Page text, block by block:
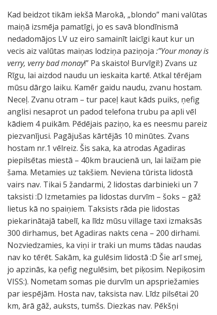
Kad beidzot tikām iekšā Marokā, „blondo” mani valūtas
maiņā izsmēja pamatīgi, jo es savā blondīnismā
nedadomājos LV uz eiro samainīt laicīgi kaut kur un
vecis aiz valūtas maiņas lodziņa paziņoja :”Your monay is
verry, verry bad monay!” Pa skaisto! Burvīgi!:) Zvans uz
Rīgu, lai aizdod naudu un ieskaita kartē. Atkal tērējam
mūsu dārgo laiku. Kamēr gaidu naudu, zvanu hostam.
Neceļ. Zvanu otram – tur paceļ kaut kāds puiks, ņefig
anglisi nesaprot un padod telefona trubu pa apli vēl
kādiem 4 puikām. Pēdējais paziņo, ka es neesmu pareiz
piezvanījusi. Pagājušas kārtējās 10 minūtes. Zvans
hostam nr.1 vēlreiz. Šis saka, ka atrodas Agadiras
piepilsētas miestā – 40km braucienā un, lai laižam pie
šama. Metamies uz takšiem. Neviena tūrista lidostā
vairs nav. Tikai 5 žandarmi, 2 lidostas darbinieki un 7
taksisti :D Izmetamies pa lidostas durvīm – šoks – gāž
lietus kā no spaiņiem. Taksists rāda pie lidostas
piekarinātajā tabelī, ka līdz mūsu village taxi izmaksās
300 dirhamus, bet Agadiras nakts cena – 200 dirhami.
Nozviedzamies, ka viņi ir traki un mums tādas naudas
nav ko tērēt. Sakām, ka gulēsim lidostā :D Šie arī smej,
jo apzinās, ka ņefig negulēsim, bet piķosim. Nepiķosim
VISS:). Nometam somas pie durvīm un apspriežamies
par iespējām. Hosta nav, taksista nav. Līdz pilsētai 20
km, ārā gāž, auksts, tumšs. Diezkas nav. Pēkšņi